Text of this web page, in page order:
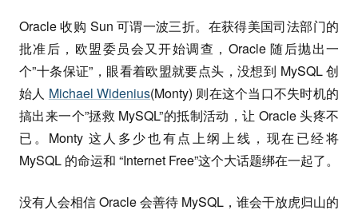
Oracle 收购 Sun 可谓一波三折。在获得美国司法部门的
批准后，欧盟委员会又开始调查，Oracle 随后抛出一
个”十条保证”，眼看着欧盟就要点头，没想到 MySQL 创
始人 Michael Widenius(Monty) 则在这个当口不失时机的
搞出来一个”拯救 MySQL”的抵制活动，让 Oracle 头疼不
已。Monty 这人多少也有点上纲上线，现在已经将
MySQL 的命运和 “Internet Free”这个大话题绑在一起了。
没有人会相信 Oracle 会善待 MySQL，谁会干放虎归山的